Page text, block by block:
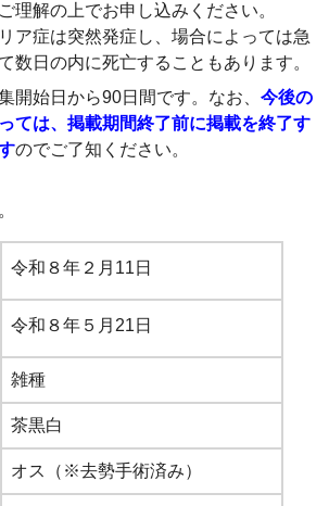
理解の上でお申し込みください。
ア症は突然発症し、場合によっては急
数日の内に死亡することもあります。
開始日から90日間です。なお、今後の
ては、掲載期間終了前に掲載を終了す
のでご了知ください。
令和８年２月11日
令和８年５月21日
雑種
茶黒白
オス（※去勢手術済み）